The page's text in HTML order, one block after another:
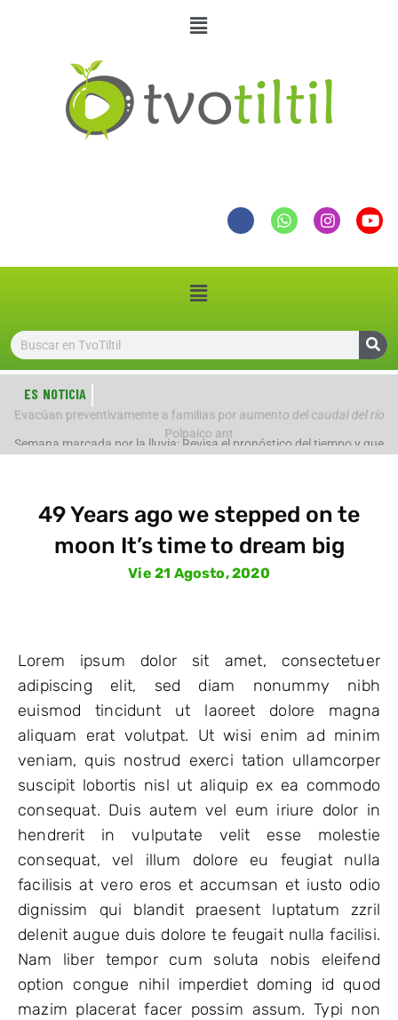
ES NOTICIA
Evacúan preventivamente a familias por aumento del caudal del río
Polpaico ant
49 Years ago we stepped on te
moon It’s time to dream big
Vie 21 Agosto, 2020
Lorem ipsum dolor sit amet, consectetuer
adipiscing elit, sed diam nonummy nibh
euismod tincidunt ut laoreet dolore magna
aliquam erat volutpat. Ut wisi enim ad minim
veniam, quis nostrud exerci tation ullamcorper
suscipit lobortis nisl ut aliquip ex ea commodo
consequat. Duis autem vel eum iriure dolor in
hendrerit in vulputate velit esse molestie
consequat, vel illum dolore eu feugiat nulla
facilisis at vero eros et accumsan et iusto odio
dignissim qui blandit praesent luptatum zzril
delenit augue duis dolore te feugait nulla facilisi.
Nam liber tempor cum soluta nobis eleifend
option congue nihil imperdiet doming id quod
mazim placerat facer possim assum. Typi non